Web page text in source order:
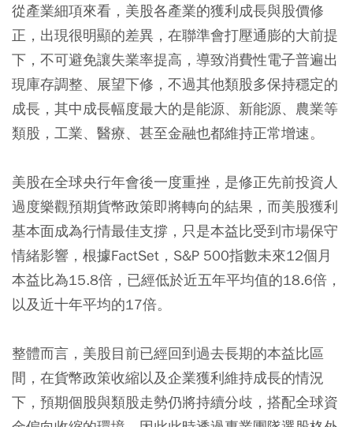
從產業細項來看，美股各產業的獲利成長與股價修
正，出現很明顯的差異，在聯準會打壓通膨的大前提
下，不可避免讓失業率提高，導致消費性電子普遍出
現庫存調整、展望下修，不過其他類股多保持穩定的
成長，其中成長幅度最大的是能源、新能源、農業等
類股，工業、醫療、甚至金融也都維持正常增速。
美股在全球央行年會後一度重挫，是修正先前投資人
過度樂觀預期貨幣政策即將轉向的結果，而美股獲利
基本面成為行情最佳支撐，只是本益比受到市場保守
情緒影響，根據FactSet，S&P 500指數未來12個月
本益比為15.8倍，已經低於近五年平均值的18.6倍，
以及近十年平均的17倍。
整體而言，美股目前已經回到過去長期的本益比區
間，在貨幣政策收縮以及企業獲利維持成長的情況
下，預期個股與類股走勢仍將持續分歧，搭配全球資